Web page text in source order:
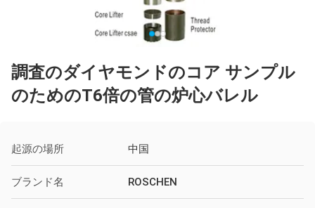
調査のダイヤモンドのコア サンプル
のためのT6倍の管の炉心バレル
起源の場所 中国
ブランド名 ROSCHEN